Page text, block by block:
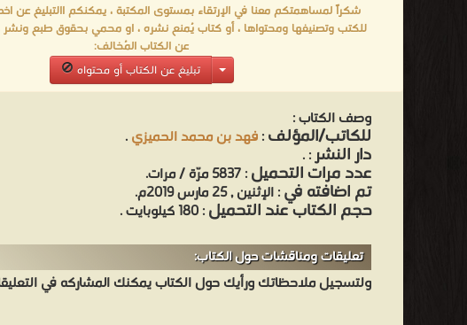
شكراً لمساهمتكم معنا في الإرتقاء بمستوى المكتبة ، يمكنكم االتبليغ عن
للكتب وتصنيفها ومحتواها ، أو كتاب يُمنع نشره ، او محمي بحقوق طبع ونشر
عن الكتاب المُخالف:
تبليغ عن الكتاب أو محتواه
وصف الكتاب :
للكاتب/المؤلف:فهد بن محمد الحميزي.
دار النشر:
.
عدد مرات التحميل: 5837 مرّة / مرات.
تم اضافته في: الإثنين , 25 مارس 2019م.
حجم الكتاب عند التحميل: 180 كيلوبايت .
تعليقات ومناقشات حول الكتاب:
ولتسجيل ملاحظاتك ورأيك حول الكتاب يمكنك المشاركه في